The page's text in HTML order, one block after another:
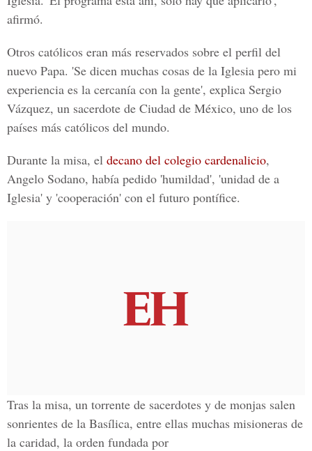
afirmó.
Otros católicos eran más reservados sobre el perfil del
nuevo Papa. 'Se dicen muchas cosas de la Iglesia pero mi
experiencia es la cercanía con la gente', explica Sergio
Vázquez, un sacerdote de Ciudad de México, uno de los
países más católicos del mundo.
Durante la misa, el decano del colegio cardenalicio,
Angelo Sodano, había pedido 'humildad', 'unidad de a
Iglesia' y 'cooperación' con el futuro pontífice.
Tras la misa, un torrente de sacerdotes y de monjas salen
sonrientes de la Basílica, entre ellas muchas misioneras de
la caridad, la orden fundada por